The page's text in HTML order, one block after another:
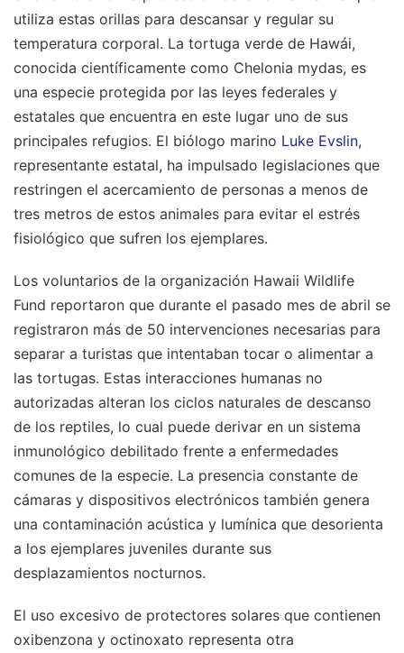
utiliza estas orillas para descansar y regular su
temperatura corporal. La tortuga verde de Hawái,
conocida científicamente como Chelonia mydas, es
una especie protegida por las leyes federales y
estatales que encuentra en este lugar uno de sus
principales refugios. El biólogo marino Luke Evslin,
representante estatal, ha impulsado legislaciones que
restringen el acercamiento de personas a menos de
tres metros de estos animales para evitar el estrés
fisiológico que sufren los ejemplares.
Los voluntarios de la organización Hawaii Wildlife
Fund reportaron que durante el pasado mes de abril se
registraron más de 50 intervenciones necesarias para
separar a turistas que intentaban tocar o alimentar a
las tortugas. Estas interacciones humanas no
autorizadas alteran los ciclos naturales de descanso
de los reptiles, lo cual puede derivar en un sistema
inmunológico debilitado frente a enfermedades
comunes de la especie. La presencia constante de
cámaras y dispositivos electrónicos también genera
una contaminación acústica y lumínica que desorienta
a los ejemplares juveniles durante sus
desplazamientos nocturnos.
El uso excesivo de protectores solares que contienen
oxibenzona y octinoxato representa otra